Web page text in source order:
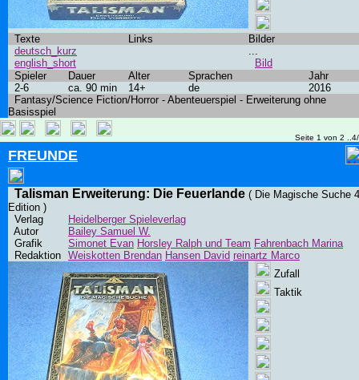
Texte Links
Bilder
deutsch_kurz
english_short
...
Bild
Spieler
Dauer Alter Sprachen
Jahr
2-6
ca. 90 min 14+ de
2016
Fantasy/Science Fiction/Horror - Abenteuerspiel - Erweiterung ohne
Basisspiel
Seite 1 von 2
FREUNDE
Talisman Erweiterung: Die Feuerlande ( Die Magische Suche
Edition )
Verlag
Heidelberger Spieleverlag
Autor
Bailey Samuel W.
Grafik
Simonet Evan Horsley Ralph und Team Fahrenbach Marina
Redaktion Weiskotten Brendan Hansen David reinartz Marco
Zufall
Taktik